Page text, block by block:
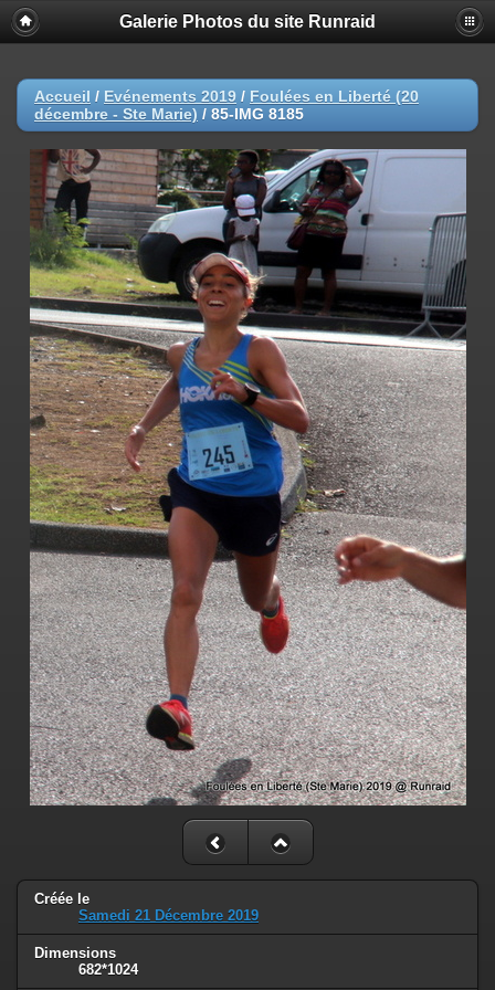
Galerie Photos du site Runraid
Accueil / Evénements 2019 / Foulées en Liberté (20
décembre - Ste Marie) / 85-IMG 8185
Créée le
Samedi 21 Décembre 2019
Dimensions
682*1024